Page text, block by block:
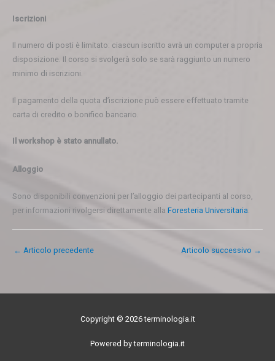
Iscrizioni
Il numero di posti è limitato: ciascun iscritto avrà un computer a propria
disposizione. Il corso si svolgerà solo se sarà raggiunto un numero
minimo di iscrizioni.
Il pagamento della quota d’iscrizione può essere effettuato tramite
carta di credito o bonifico bancario.
Il workshop è stato annullato.
Alloggio
Sono disponibili convenzioni per l’alloggio dei partecipanti al corso,
per informazioni rivolgersi direttamente alla Foresteria Universitaria
← Articolo precedente Articolo successivo →
Copyright © 2026 terminologia.it
Powered by terminologia.it